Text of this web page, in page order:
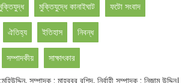
মুক্তিযুদ্ধে কানাইঘাট ফটো সংবাদ
ঐতিহ্য ইতিহাস নিবন্ধ
সম্পাদকীয়
সাক্ষাৎকার
সম্পাদক : মাহবুবুর রশিদ, নির্বাহী সম্পাদক : নিজাম উদ্দিন।